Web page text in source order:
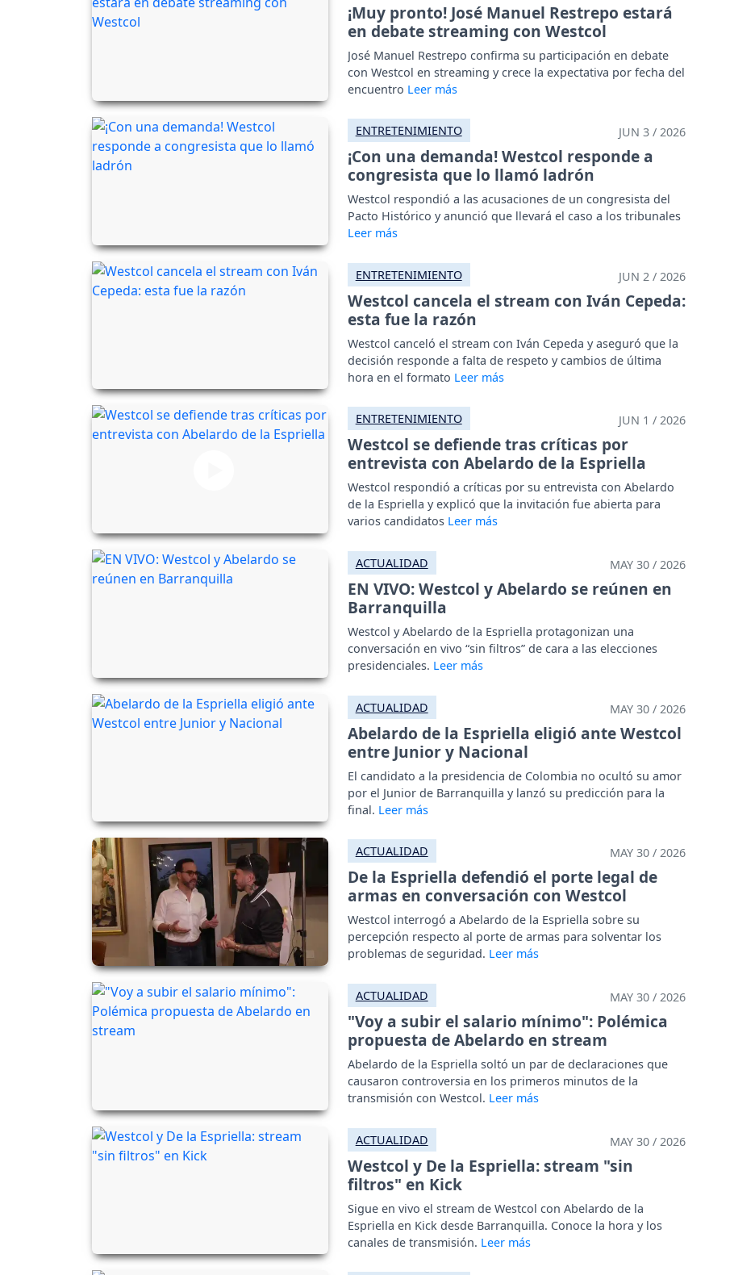
¡Muy pronto! José Manuel Restrepo estará
en debate streaming con Westcol
José Manuel Restrepo confirma su participación en debate
con Westcol en streaming y crece la expectativa por fecha del
encuentro
ENTRETENIMIENTO JUN 3 / 2026
¡Con una demanda! Westcol responde a
congresista que lo llamó ladrón
Westcol respondió a las acusaciones de un congresista del
Pacto Histórico y anunció que llevará el caso a los tribunales
ENTRETENIMIENTO JUN 2 / 2026
Westcol cancela el stream con Iván Cepeda:
esta fue la razón
Westcol canceló el stream con Iván Cepeda y aseguró que la
decisión responde a falta de respeto y cambios de última
hora en el formato
ENTRETENIMIENTO JUN 1 / 2026
Westcol se defiende tras críticas por
entrevista con Abelardo de la Espriella
Westcol respondió a críticas por su entrevista con Abelardo
de la Espriella y explicó que la invitación fue abierta para
varios candidatos
ACTUALIDAD MAY 30 / 2026
EN VIVO: Westcol y Abelardo se reúnen en
Barranquilla
Westcol y Abelardo de la Espriella protagonizan una
conversación en vivo “sin filtros” de cara a las elecciones
presidenciales.
ACTUALIDAD MAY 30 / 2026
Abelardo de la Espriella eligió ante Westcol
entre Junior y Nacional
El candidato a la presidencia de Colombia no ocultó su amor
por el Junior de Barranquilla y lanzó su predicción para la
final.
ACTUALIDAD MAY 30 / 2026
De la Espriella defendió el porte legal de
armas en conversación con Westcol
Westcol interrogó a Abelardo de la Espriella sobre su
percepción respecto al porte de armas para solventar los
problemas de seguridad.
ACTUALIDAD MAY 30 / 2026
"Voy a subir el salario mínimo": Polémica
propuesta de Abelardo en stream
Abelardo de la Espriella soltó un par de declaraciones que
causaron controversia en los primeros minutos de la
transmisión con Westcol.
ACTUALIDAD MAY 30 / 2026
Westcol y De la Espriella: stream "sin
filtros" en Kick
Sigue en vivo el stream de Westcol con Abelardo de la
Espriella en Kick desde Barranquilla. Conoce la hora y los
canales de transmisión.